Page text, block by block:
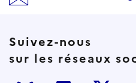
Suivez-nous
sur les réseaux